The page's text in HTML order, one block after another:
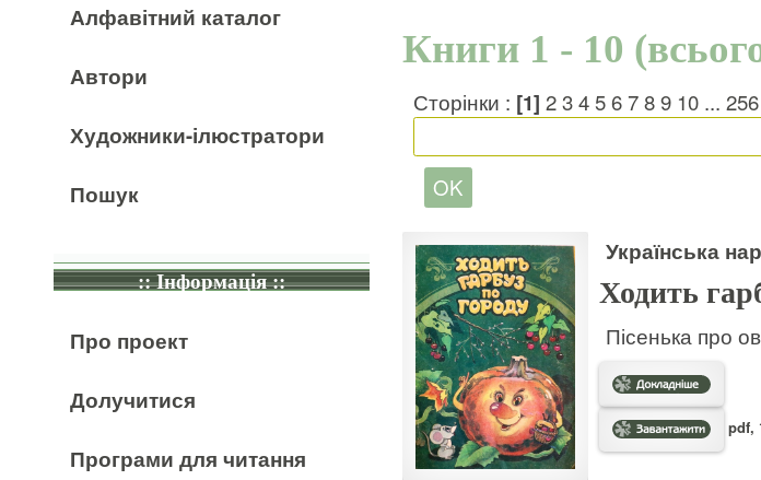
Алфавітний каталог
Автори
Художники-ілюстратори
Пошук
:: Інформація ::
Про проект
Долучитися
Програми для читання
Книги 1 - 10
Сторінки : [1] 2 3 4 5 6 7 8 9 10... 256
Українська
Ходить
Пісенька про
pdf,